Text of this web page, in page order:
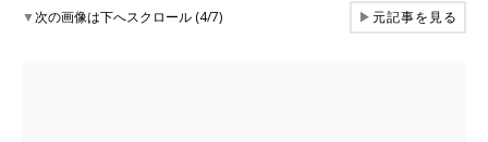
▼次の画像は下へスクロール (4/7) ▶元記事を見る